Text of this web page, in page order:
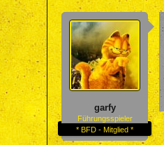
garfy
Führungsspieler
* BFD - Mitglied *